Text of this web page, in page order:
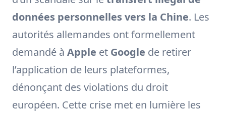
données personnelles vers la Chine. Les
autorités allemandes ont formellement
demandé à Apple et Google de retirer
l’application de leurs plateformes,
dénonçant des violations du droit
européen. Cette crise met en lumière les